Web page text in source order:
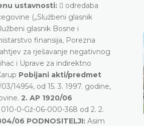
ustavnosti:  odredaba
(„Službeni glasnik
glasnik Bosne i
finansija, Porezna
za rješavanje negativnog
i Uprave za indirektno
Pobijani akti/predmet
14954, od 15. 3. 1997. godine,
2. AP 1920/06
0-Gž-06-000-368 od 2. 2.
06 PODNOSITELJI: Asim